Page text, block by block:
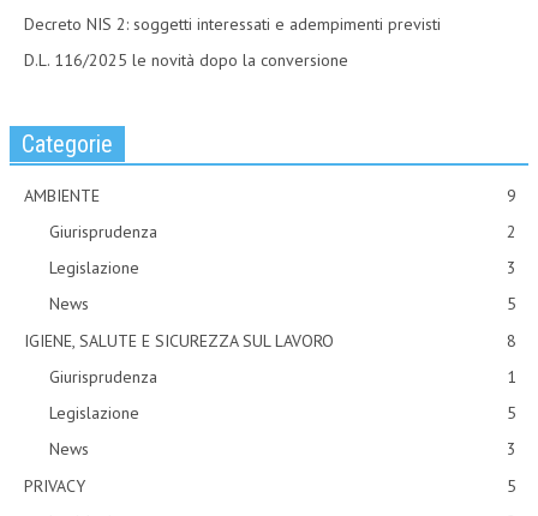
Decreto NIS 2: soggetti interessati e adempimenti previsti
D.L. 116/2025 le novità dopo la conversione
Categorie
AMBIENTE
9
Giurisprudenza
2
Legislazione
3
News
5
IGIENE, SALUTE E SICUREZZA SUL LAVORO
8
Giurisprudenza
1
Legislazione
5
News
3
PRIVACY
5